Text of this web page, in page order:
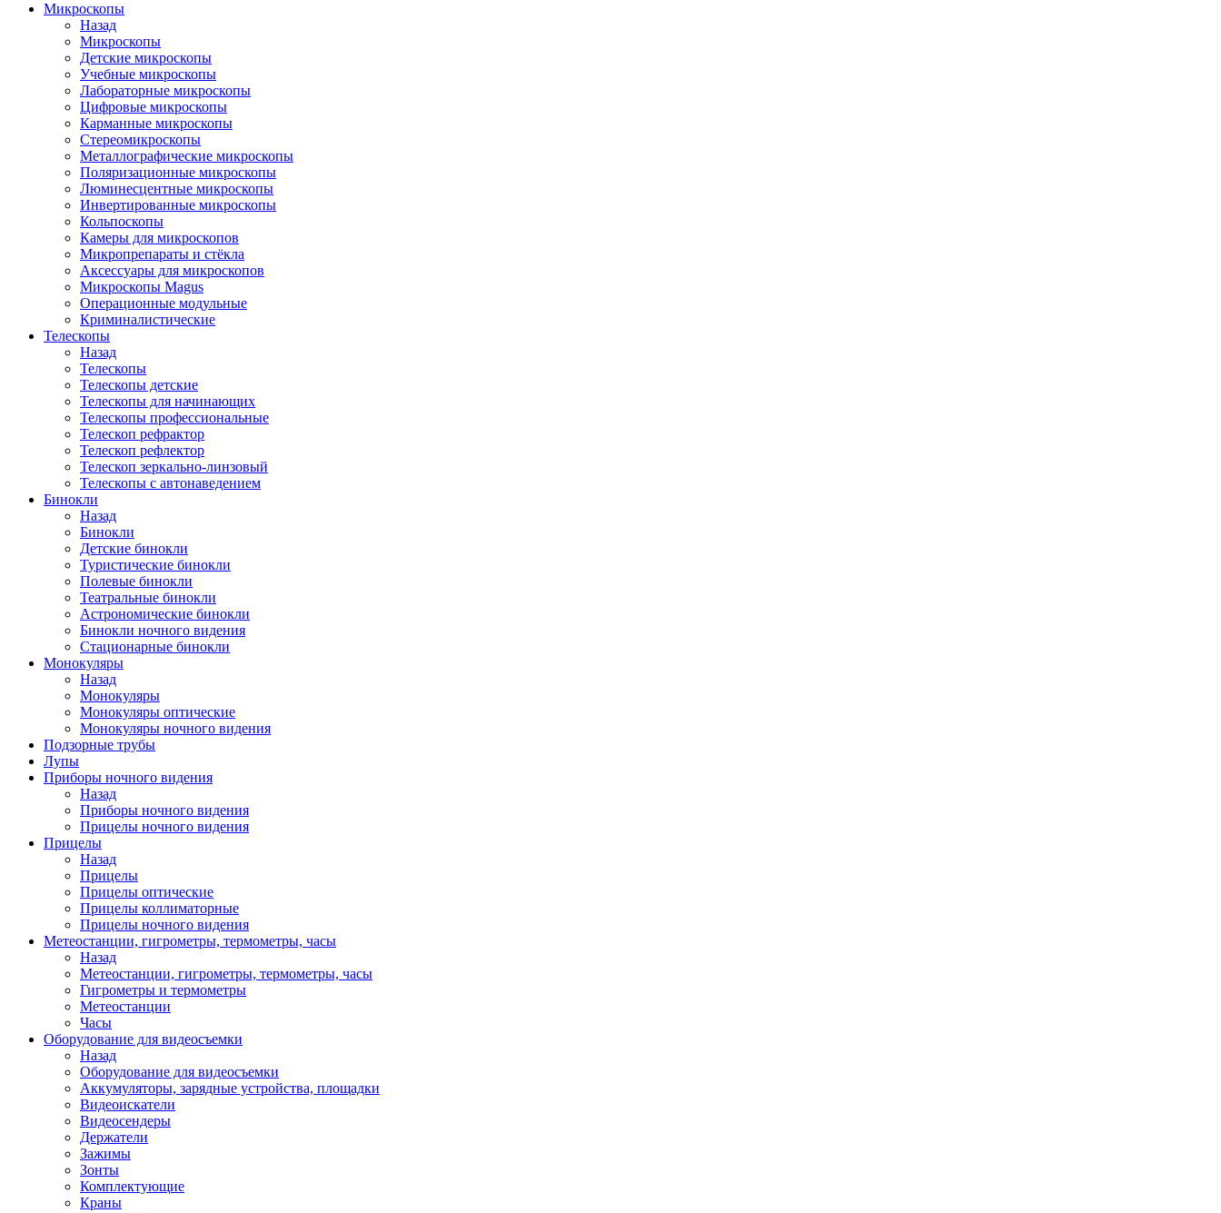
Микроскопы
Назад
Микроскопы
Детские микроскопы
Учебные микроскопы
Лабораторные микроскопы
Цифровые микроскопы
Карманные микроскопы
Стереомикроскопы
Металлографические микроскопы
Поляризационные микроскопы
Люминесцентные микроскопы
Инвертированные микроскопы
Кольпоскопы
Камеры для микроскопов
Микропрепараты и стёкла
Аксессуары для микроскопов
Микроскопы Magus
Операционные модульные
Криминалистические
Телескопы
Назад
Телескопы
Телескопы детские
Телескопы для начинающих
Телескопы профессиональные
Телескоп рефрактор
Телескоп рефлектор
Телескоп зеркально-линзовый
Телескопы с автонаведением
Бинокли
Назад
Бинокли
Детские бинокли
Туристические бинокли
Полевые бинокли
Театральные бинокли
Астрономические бинокли
Бинокли ночного видения
Стационарные бинокли
Монокуляры
Назад
Монокуляры
Монокуляры оптические
Монокуляры ночного видения
Подзорные трубы
Лупы
Приборы ночного видения
Назад
Приборы ночного видения
Прицелы ночного видения
Прицелы
Назад
Прицелы
Прицелы оптические
Прицелы коллиматорные
Прицелы ночного видения
Метеостанции, гигрометры, термометры, часы
Назад
Метеостанции, гигрометры, термометры, часы
Гигрометры и термометры
Метеостанции
Часы
Оборудование для видеосъемки
Назад
Оборудование для видеосъемки
Аккумуляторы, зарядные устройства, площадки
Видеоискатели
Видеосендеры
Держатели
Зажимы
Зонты
Комплектующие
Краны